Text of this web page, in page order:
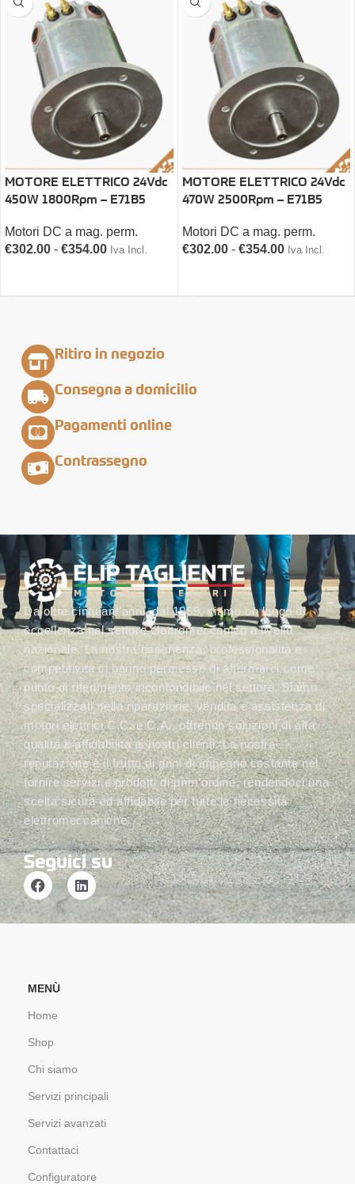
MOTORE ELETTRICO 24Vdc
450W 1800Rpm – E71B5
Motori DC a mag. perm.
€302.00 - €354.00 Iva Incl.
MOTORE ELETTRICO 24Vdc
470W 2500Rpm – E71B5
Motori DC a mag. perm.
€302.00 - €354.00 Iva Incl.
Ritiro in negozio
Consegna a domicilio
Pagamenti online
Contrassegno
Da oltre cinquant’anni, dal 1969, siamo un luogo di
eccellenza nel settore elettromeccanico a livello
nazionale. La nostra esperienza, professionalità e
competitività ci hanno permesso di affermarci come
punto di riferimento inconfondibile nel settore. Siamo
specializzati nella riparazione, vendita e assistenza di
motori elettrici C.C. e C.A., offrendo soluzioni di alta
qualità e affidabilità ai nostri clienti. La nostra
reputazione è il frutto di anni di impegno costante nel
fornire servizi e prodotti di prim’ordine, rendendoci una
scelta sicura ed affidabile per tutte le necessità
elettromeccaniche.
Seguici su
MENÙ
Home
Shop
Chi siamo
Servizi principali
Servizi avanzati
Contattaci
Configuratore